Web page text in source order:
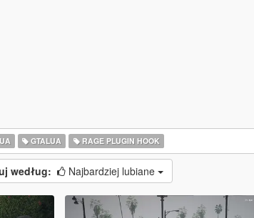
GTALUA RAGE PLUGIN HOOK
według: Najbardziej lubiane